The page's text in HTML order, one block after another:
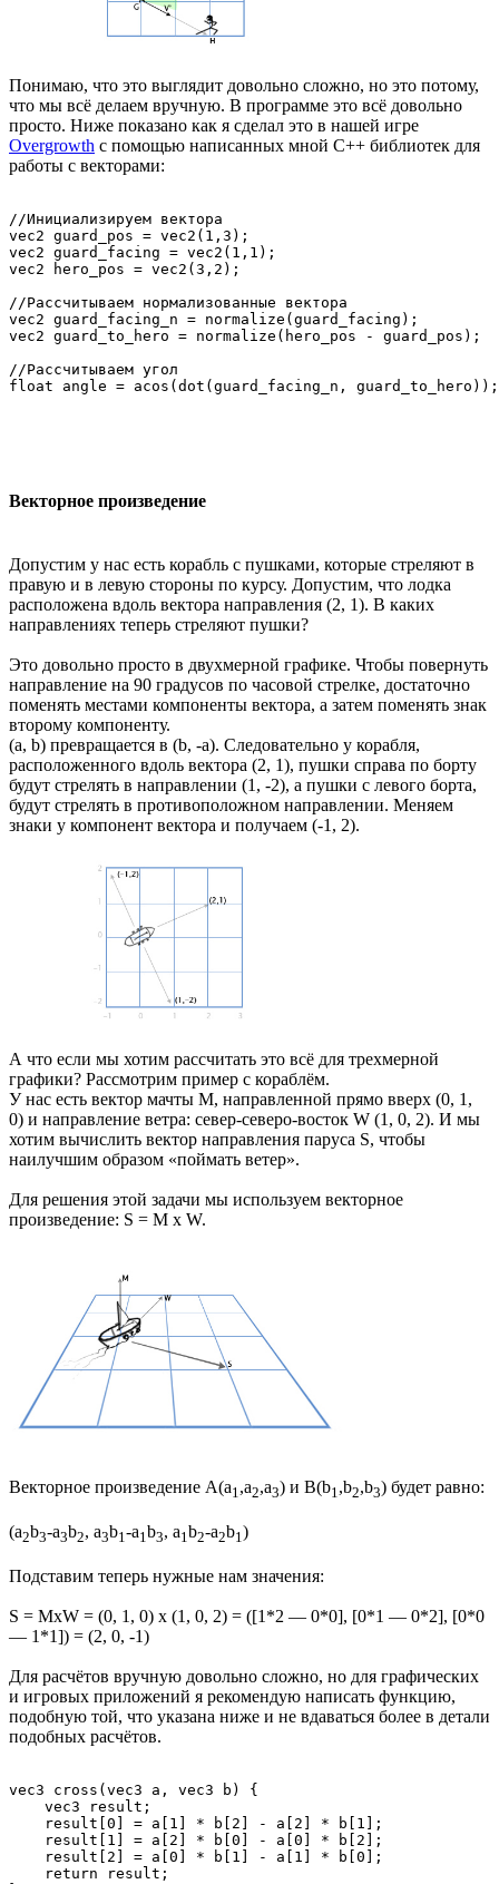
Понимаю, что это выглядит довольно сложно, но это потому,
что мы всё делаем вручную. В программе это всё довольно
просто. Ниже показано как я сделал это в нашей игре
Overgrowth с помощью написанных мной С++ библиотек для
работы с векторами:
//Инициализируем вектора
vec2 guard_pos = vec2(1,3);
vec2 guard_facing = vec2(1,1);
vec2 hero_pos = vec2(3,2);
//Рассчитываем нормализованные вектора
vec2 guard_facing_n = normalize(guard_facing);
vec2 guard_to_hero = normalize(hero_pos - guard_pos);
//Рассчитываем угол
Векторное произведение
Допустим у нас есть корабль с пушками, которые стреляют в
правую и в левую стороны по курсу. Допустим, что лодка
расположена вдоль вектора направления (2, 1). В каких
направлениях теперь стреляют пушки?
Это довольно просто в двухмерной графике. Чтобы повернуть
направление на 90 градусов по часовой стрелке, достаточно
поменять местами компоненты вектора, а затем поменять знак
второму компоненту.
(a, b) превращается в (b, -a). Следовательно у корабля,
расположенного вдоль вектора (2, 1), пушки справа по борту
будут стрелять в направлении (1, -2), а пушки с левого борта,
будут стрелять в противоположном направлении. Меняем
знаки у компонент вектора и получаем (-1, 2).
А что если мы хотим рассчитать это всё для трехмерной
графики? Рассмотрим пример с кораблём.
У нас есть вектор мачты M, направленной прямо вверх (0, 1,
0) и направление ветра: север-северо-восток W (1, 0, 2). И мы
хотим вычислить вектор направления паруса S, чтобы
наилучшим образом «поймать ветер».
Для решения этой задачи мы используем векторное
произведение: S = M x W.
Векторное произведение A(a1,a2,a3) и B(b1,b2,b3) будет равно:
(a2b3-a3b2, a3b1-a1b3, a1b2-a2b1)
Подставим теперь нужные нам значения:
S = MxW = (0, 1, 0) x (1, 0, 2) = ([1*2 — 0*0], [0*1 — 0*2], [0*0
— 1*1]) = (2, 0, -1)
Для расчётов вручную довольно сложно, но для графических
и игровых приложений я рекомендую написать функцию,
подобную той, что указана ниже и не вдаваться более в детали
подобных расчётов.
vec3 cross(vec3 a, vec3 b) {
    vec3 result;
    result[0] = a[1] * b[2] - a[2] * b[1];
    result[1] = a[2] * b[0] - a[0] * b[2];
    result[2] = a[0] * b[1] - a[1] * b[0];
    return result;